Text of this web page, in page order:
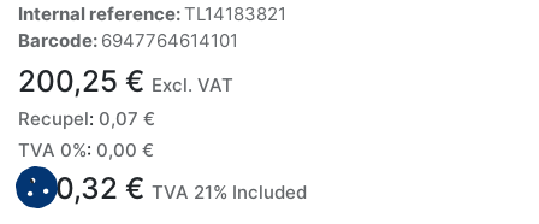
Internal reference:TL14183821
Barcode: 6947764614101
200,25 € Excl. VAT
Recupel: 0,07 €
TVA 0%: 0,00 €
200,32 € TVA 21% Included